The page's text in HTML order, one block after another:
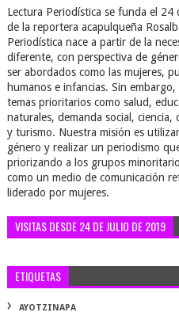
Lectura Periodística se funda el
de la reportera acapulqueña
Periodística nace a partir de la
diferente, con perspectiva de
ser abordados como las mujeres,
humanos e infancias. Sin
temas prioritarios como salud,
naturales, demanda social,
y turismo. Nuestra misión es
género y realizar un periodismo
priorizando a los grupos
como un medio de comunicación
liderado por mujeres.
VISITAS DESDE 24 DE JULIO DE 2019
ETIQUETAS
AYOTZINAPA